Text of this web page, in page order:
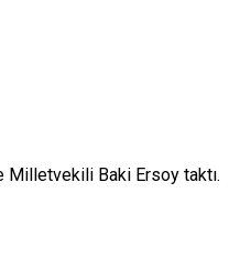
Milletvekili Baki Ersoy taktı.